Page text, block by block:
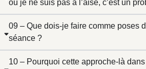
ou je ne suis pas à l’aise, c’est un
09 – Que dois-je faire comme poses
séance ?
10 – Pourquoi cette approche-là